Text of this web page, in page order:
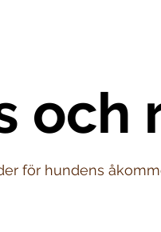
och
för hundens